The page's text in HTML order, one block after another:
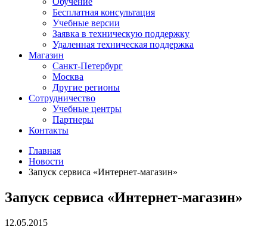
Бесплатная консультация
Учебные версии
Заявка в техническую поддержку
Удаленная техническая поддержка
Магазин
Санкт-Петербург
Москва
Другие регионы
Сотрудничество
Учебные центры
Партнеры
Контакты
Главная
Новости
Запуск сервиса «Интернет-магазин»
Запуск сервиса «Интернет-магазин»
12.05.2015